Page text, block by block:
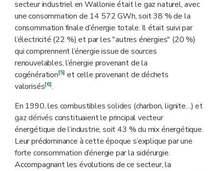
secteur industriel en Wallonie était le gaz naturel, avec
une consommation de 14 572 GWh, soit 38 % de la
consommation finale d’énergie totale. Il était suivi par
l’électricité (22 %) et par les "autres énergies" (20 %)
qui comprennent l’énergie issue de sources
renouvelables, l’énergie provenant de la
cogénération[5] et celle provenant de déchets
valorisés[6].
En 1990, les combustiblessolides (charbon, lignite…)et
gaz dérivés constituaient le principal vecteur
énergétique de l’industrie, soit 43 % du mix énergétique.
Leur prédominance à cette époque s’explique par une
forte consommation d’énergie par la sidérurgie.
Accompagnant les évolutions de ce secteur, la